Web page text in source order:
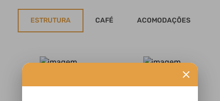
ESTRUTURA CAFÉ ACOMODAÇÕES
close